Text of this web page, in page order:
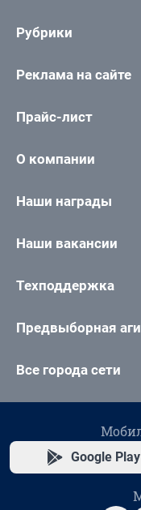
Рубрики
Реклама на сайте
Прайс-лист
О компании
Наши награды
Наши вакансии
Техподдержка
Предвыборная
Все города сети
Google Play